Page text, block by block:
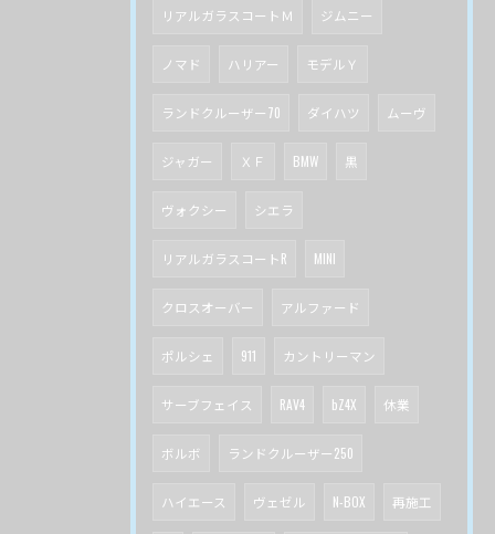
リアルガラスコートＭ ジムニー
ノマド ハリアー モデルＹ
ランドクルーザー70 ダイハツ ムーヴ
ジャガー ＸＦ BMW 黒
ヴォクシー シエラ
リアルガラスコートR MINI
クロスオーバー アルファード
ポルシェ 911 カントリーマン
サーブフェイス RAV4 bZ4X 休業
ボルボ ランドクルーザー250
ハイエース ヴェゼル N-BOX 再施工